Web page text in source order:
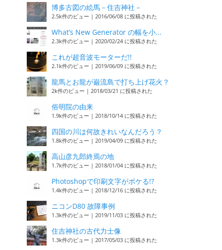
博多古図の絵馬－住吉神社－
2.5k件のビュー | 2016/06/08 に投稿された
What’s New Generator の幅を小...
2.3k件のビュー | 2020/02/24 に投稿された
これが超音波モーターだ!!
2.1k件のビュー | 2019/06/09 に投稿された
龍馬とお龍が巌流島で打ち上げ花火？
2k件のビュー | 2018/03/21 に投稿された
俗明院の由来
1.9k件のビュー | 2018/10/14 に投稿された
四国の川は何故きれいなんだろう？
1.8k件のビュー | 2019/04/09 に投稿された
高山彦九郎終焉の地
1.7k件のビュー | 2018/01/04 に投稿された
Photoshopで印刷文字がボケる!?
1.4k件のビュー | 2018/12/16 に投稿された
ニコンD80 故障事例
1.3k件のビュー | 2019/11/03 に投稿された
住吉神社の古代力士像
1.3k件のビュー | 2017/05/03 に投稿された